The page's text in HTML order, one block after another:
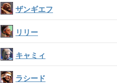
ザンギエフ
リリー
キャミィ
ラシード